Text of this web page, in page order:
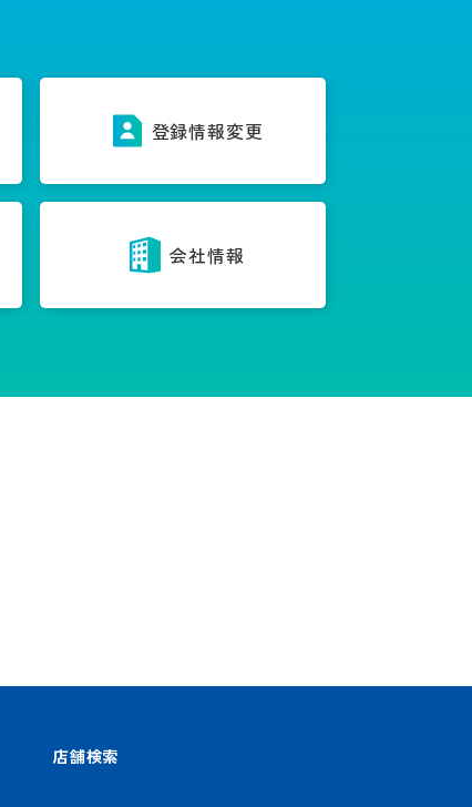
登録情報変更
会社情報
店舗検索